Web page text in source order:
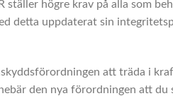
ställer högre krav på alla som
detta uppdaterat sin
att träda i
den nya förordningen att